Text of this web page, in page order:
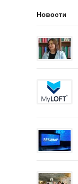
Новости